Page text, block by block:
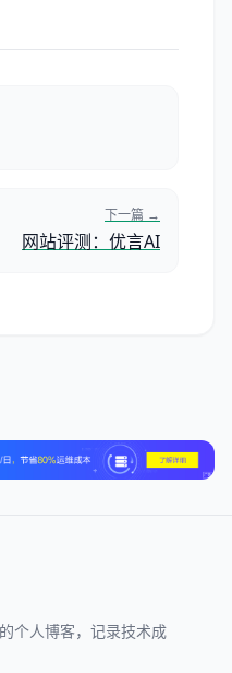
下一篇 →
网站评测：优言AI
个人博客，记录技术成